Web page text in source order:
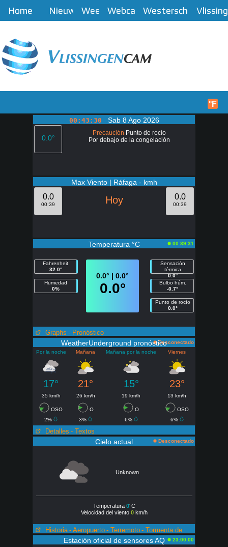
Home Nieuws Weer Webcam Westerschelde
°F
00:43:30 Sab 8 Ago 2026
0.0°
Precaución Punto de rocío
Por debajo de la congelación
Max Viento | Ráfaga - kmh
0.0
00:39
0.0
00:39
Hoy
Temperatura °C 00:39:31
Fahrenheit
32.0°
Humedad
0%
0.0° | 0.0°
0.0°
Sensación
térmica
0.0°
Bulbo húm.
-0.7°
Punto de rocío
0.0°
Graphs - Pronóstico
WeatherUnderground pronósticoDesconectado
Por la noche
Mañana Mañana por la noche Viernes
17° 21° 15° 23°
35 km/h 26 km/h 19 km/h 13 km/h
OSO O O
OSO
2%
3% 6% 6%
Detalles - Textos
Cielo actual Desconectado
Unknown
Temperatura 0°C
Velocidad del viento 0km/h
Historia - Aeropuerto - Terremoto - Tormenta de
rayos
Estación oficial de sensores AQ 23:00:00